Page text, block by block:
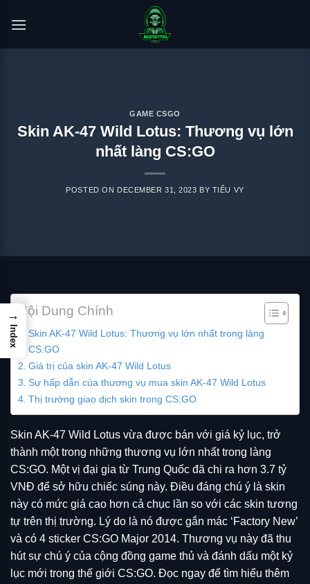
GAME CSGO
Skin AK-47 Wild Lotus: Thương vụ lớn
nhất làng CS:GO
POSTED ON DECEMBER 31, 2023 BY TIỂU VY
Nội Dung Chính
Skin AK-47 Wild Lotus: Thương vụ lớn nhất trong làng
CS:GO
Giá trị của skin AK-47 Wild Lotus
Sự hấp dẫn của thương vụ mua skin AK-47 Wild Lotus
Thị trường giao dịch skin trong CS:GO
Skin AK-47 Wild Lotus vừa được bán với giá kỷ lục, trở
thành một trong những thương vụ lớn nhất trong làng
CS:GO. Một vị đại gia từ Trung Quốc đã chi ra hơn 3.7 tỷ
VNĐ để sở hữu chiếc súng này. Điều đáng chú ý là skin
này có mức giá cao hơn cả chục lần so với các skin tương
tự trên thị trường. Lý do là nó được gắn mác ‘Factory New’
và có 4 sticker CS:GO Major 2014. Thương vụ này đã thu
hút sự chú ý của cộng đồng game thủ và đánh dấu một kỷ
lục mới trong thế giới CS:GO. Đọc ngay để tìm hiểu thêm
→
Index